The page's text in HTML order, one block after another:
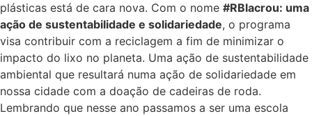
plásticas está de cara nova. Com o nome #RBlacrou: uma
ação de sustentabilidade e solidariedade, o programa
visa contribuir com a reciclagem a fim de minimizar o
impacto do lixo no planeta. Uma ação de sustentabilidade
ambiental que resultará numa ação de solidariedade em
nossa cidade com a doação de cadeiras de roda.
Lembrando que nesse ano passamos a ser uma escola